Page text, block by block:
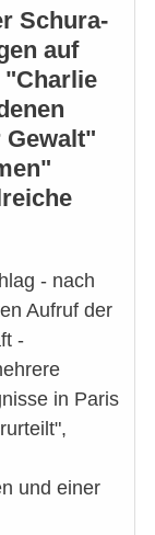
Schura-
auf
"Charlie
Gewalt"
- nach
Aufruf der
-
in Paris
und einer